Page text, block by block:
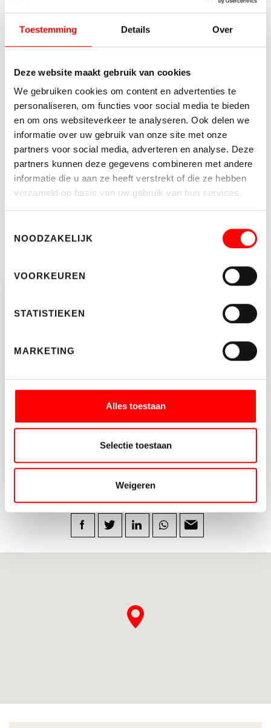
Toestemming Details Over
Deze website maakt gebruik van cookies
We gebruiken cookies om content en advertenties te
personaliseren, om functies voor social media te bieden
en om ons websiteverkeer te analyseren. Ook delen we
informatie over uw gebruik van onze site met onze
partners voor social media, adverteren en analyse. Deze
partners kunnen deze gegevens combineren met andere
informatie die u aan ze heeft verstrekt of die ze hebben
verzameld op basis van uw gebruik van hun services.
NOODZAKELIJK
VOORKEUREN
STATISTIEKEN
MARKETING
Alles toestaan
Selectie toestaan
Weigeren
Het kantorenpark 'De Poort van Nieuwegein'…
Kenmerken
Soort object
Kantoorruimte
Totale oppervlakte
300 m2
In units vanaf 25 m2
MEER KENMERKEN
Vragen of opmerkingen?
Makelaars.
BEDRIJVEN@WALTMANN.NL